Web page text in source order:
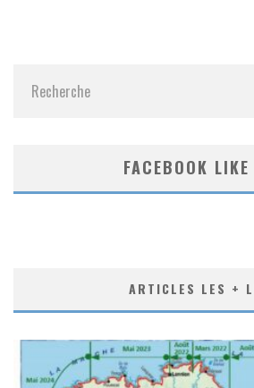
FACEBOOK LIKE
ARTICLES LES +